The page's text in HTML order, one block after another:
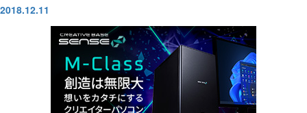
2018.12.11